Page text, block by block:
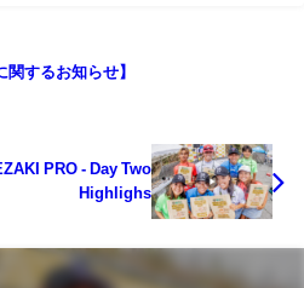
関するお知らせ】
PRO - Day Two
Highlighs